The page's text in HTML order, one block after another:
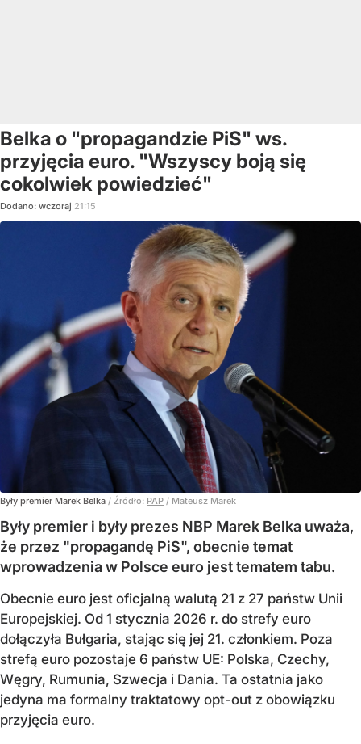
Belka o "propagandzie PiS" ws.
przyjęcia euro. "Wszyscy boją się
cokolwiek powiedzieć"
Dodano: wczoraj 21:15
Były premier Marek Belka / Źródło: PAP / Mateusz Marek
Były premier i były prezes NBP Marek Belka uważa,
że przez "propagandę PiS", obecnie temat
wprowadzenia w Polsce euro jest tematem tabu.
Obecnie euro jest oficjalną walutą 21 z 27 państw Unii
Europejskiej. Od 1 stycznia 2026 r. do strefy euro
dołączyła Bułgaria, stając się jej 21. członkiem. Poza
strefą euro pozostaje 6 państw UE: Polska, Czechy,
Węgry, Rumunia, Szwecja i Dania. Ta ostatnia jako
jedyna ma formalny traktatowy opt-out z obowiązku
przyjęcia euro.